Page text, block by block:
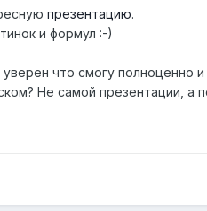
презентацию.
и формул :-)
что смогу полноценно и
Не самой презентации, а